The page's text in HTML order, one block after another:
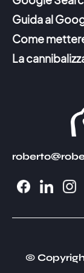
Guida al
Come
La
©